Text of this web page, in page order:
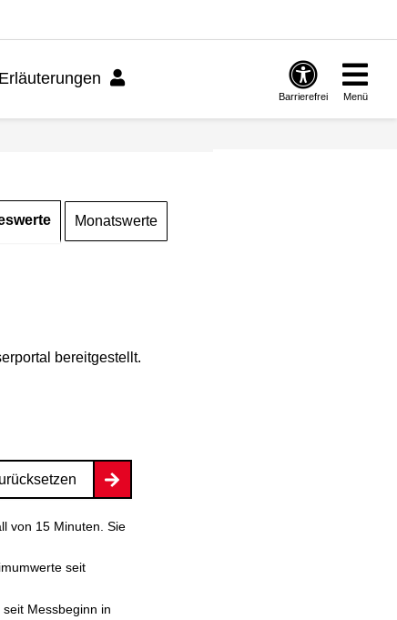
Erläuterungen
Barrierefrei Menü
Monatswerte
bereitgestellt.
von 15 Minuten. Sie
seit
Messbeginn in